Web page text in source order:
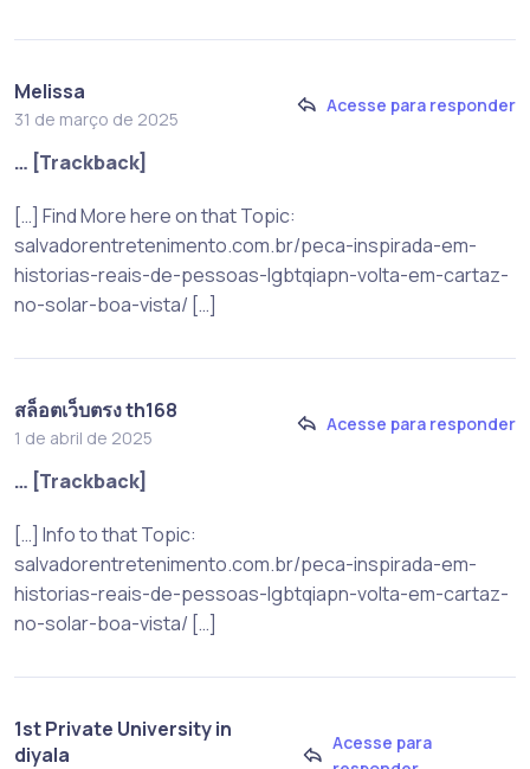
Melissa
31 de março de 2025
Acesse para responder
… [Trackback]
[…] Find More here on that Topic:
salvadorentretenimento.com.br/peca-inspirada-em-
historias-reais-de-pessoas-lgbtqiapn-volta-em-cartaz-
no-solar-boa-vista/ […]
สล็อตเว็บตรง th168
1 de abril de 2025
Acesse para responder
… [Trackback]
[…] Info to that Topic:
salvadorentretenimento.com.br/peca-inspirada-em-
historias-reais-de-pessoas-lgbtqiapn-volta-em-cartaz-
no-solar-boa-vista/ […]
1st Private University in
diyala
Acesse para